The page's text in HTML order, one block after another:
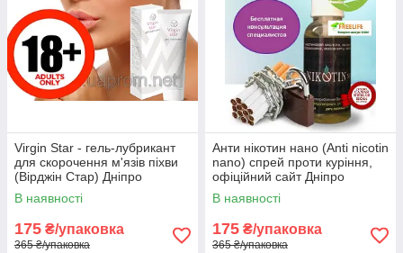
Virgin Star - гель-лубрикант
для скорочення м'язів піхви
(Вірджін Стар) Дніпро
В наявності
175 ₴/упаковка
365 ₴/упаковка
Анти нікотин нано (Anti nicotin
nano) спрей проти куріння,
офіційний сайт Дніпро
В наявності
175 ₴/упаковка
365 ₴/упаковка